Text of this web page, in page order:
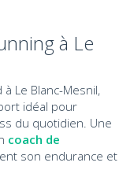
à Le
Le Blanc-Mesnil,
idéal pour
du quotidien. Une
coach de
son endurance et